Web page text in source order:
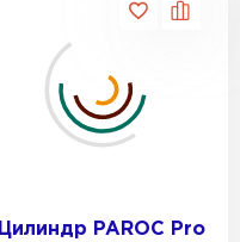
Цилиндр PAROC Pro